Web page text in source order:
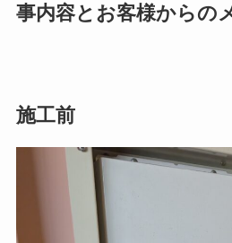
事内容とお客様からの
施工前